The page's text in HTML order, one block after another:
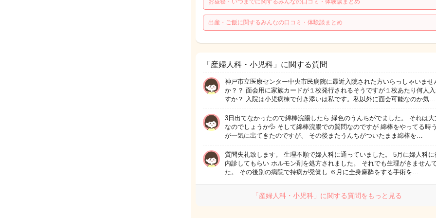
お昼寝・いつまでに関するみんなの口コミ・体験談まとめ
出産・ご飯に関するみんなの口コミ・体験談まとめ
「産婦人科・小児科」に関する質問
神戸市立医療センター中央市民病院に最近入院された方いらっしゃいませ
か？？ 面会用に家族カードが１枚発行されるそうですが１枚あたり何人入
すか？ 入院は小児病棟で付き添いは私です。私以外に面会可能なのか気…
3日出てなかったので綿棒浣腸したら 緑色のうんちがでました。 それは大
なのでしょうか💦 そして綿棒浣腸での質問なのですが 綿棒をやってる時
が一気に出てきたのですが、 その後またうんちがついたまま綿棒を…
質問失礼致します。 生理不順で婦人科に通っていました。 5月に婦人科に
内診してもらい ホルモン剤を処方されました。 それでも生理がきません
た。 その後別の病院で持病が発覚し ６月に全身麻酔をする手術を…
「産婦人科・小児科」に関する質問をもっと見る